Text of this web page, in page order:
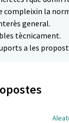
compleixin la
general.
tècnicament.
a les